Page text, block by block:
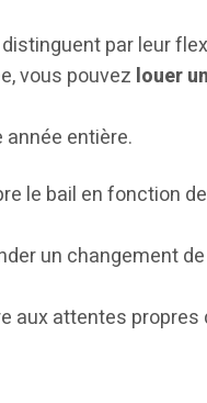
par leur
vous pouvez louer
entière.
le bail en fonction
un changement
attentes propres